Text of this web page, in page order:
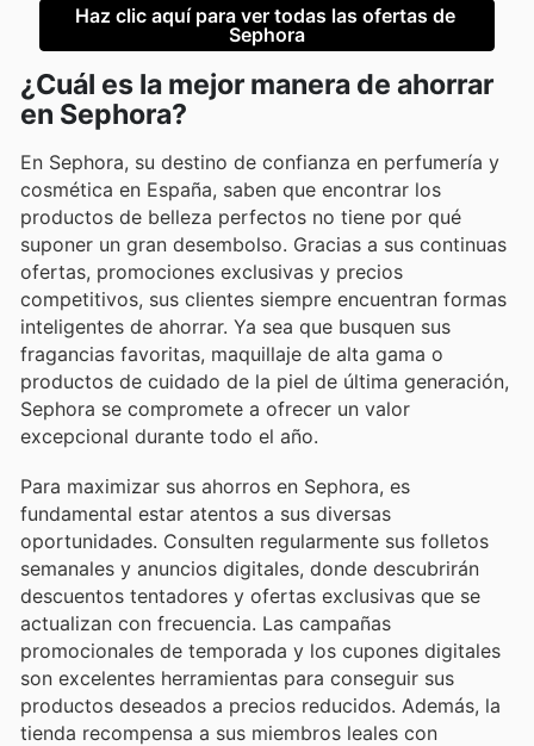
Haz clic aquí para ver todas las ofertas de
Sephora
¿Cuál es la mejor manera de ahorrar
en Sephora?
En Sephora, su destino de confianza en perfumería y
cosmética en España, saben que encontrar los
productos de belleza perfectos no tiene por qué
suponer un gran desembolso. Gracias a sus continuas
ofertas, promociones exclusivas y precios
competitivos, sus clientes siempre encuentran formas
inteligentes de ahorrar. Ya sea que busquen sus
fragancias favoritas, maquillaje de alta gama o
productos de cuidado de la piel de última generación,
Sephora se compromete a ofrecer un valor
excepcional durante todo el año.
Para maximizar sus ahorros en Sephora, es
fundamental estar atentos a sus diversas
oportunidades. Consulten regularmente sus folletos
semanales y anuncios digitales, donde descubrirán
descuentos tentadores y ofertas exclusivas que se
actualizan con frecuencia. Las campañas
promocionales de temporada y los cupones digitales
son excelentes herramientas para conseguir sus
productos deseados a precios reducidos. Además, la
tienda recompensa a sus miembros leales con